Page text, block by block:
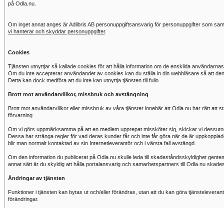
på Odla.nu.
Om inget annat anges är Adlibris AB personuppgiftsansvarig för personuppgifter som
vi hanterar och skyddar personuppgifter.
Cookies
Tjänsten utnyttjar så kallade cookies för att hålla information om de enskilda
Om du inte accepterar användandet av cookies kan du ställa in din webbläsare så att
Detta kan dock medföra att du inte kan utnyttja tjänsten till fullo.
Brott mot användarvillkor, missbruk och avstängning
Brott mot användarvillkor eller missbruk av våra tjänster innebär att Odla.nu har rätt att
förvarning.
Om vi görs uppmärksamma på att en medlem upprepat missköter sig, skickar vi
Dessa har stränga regler för vad deras kunder får och inte får göra när de är
blir man normalt kontaktad av sin Internetleverantör och i värsta fall avstängd.
Om den information du publicerat på Odla.nu skulle leda till skadeståndsskyldighet
annat sätt är du skyldig att hålla portalansvarig och samarbetspartners till Odla.nu
Ändringar av tjänsten
Funktioner i tjänsten kan bytas ut och/eller förändras, utan att du kan göra
förändringar.